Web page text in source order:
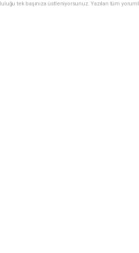
tek başınıza üstleniyorsunuz. Yazılan tüm